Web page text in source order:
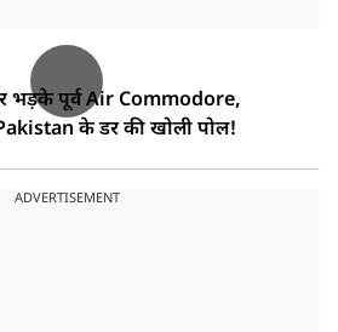
भड़के पूर्व Air Commodore,
के डर की खोली पोल!
ADVERTISEMENT